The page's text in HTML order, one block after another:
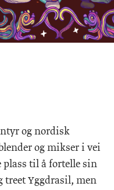
og nordisk
og mikser i vei
plass til å fortelle sin
Yggdrasil, men